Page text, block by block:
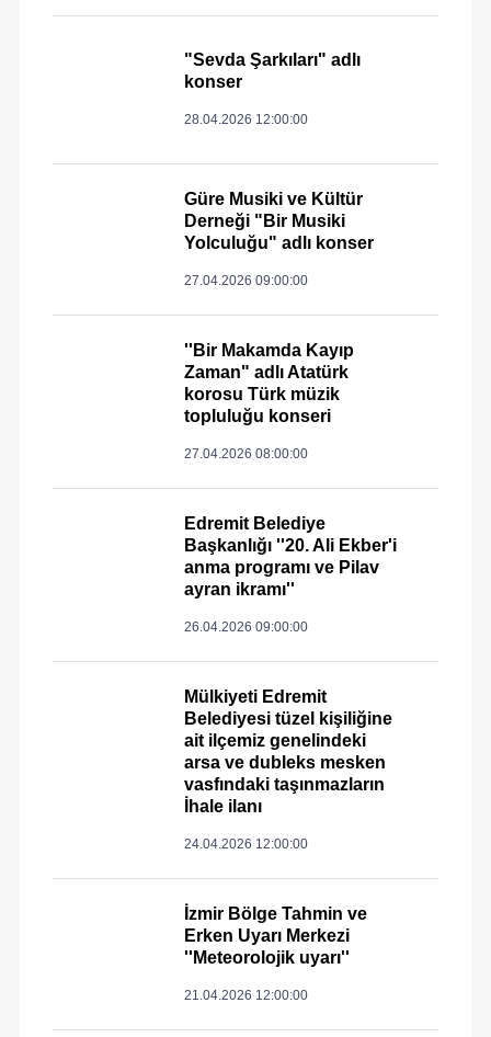
"Sevda Şarkıları" adlı
konser
28.04.2026 12:00:00
Güre Musiki ve Kültür
Derneği "Bir Musiki
Yolculuğu" adlı konser
27.04.2026 09:00:00
''Bir Makamda Kayıp
Zaman" adlı Atatürk
korosu Türk müzik
topluluğu konseri
27.04.2026 08:00:00
Edremit Belediye
Başkanlığı ''20. Ali Ekber'i
anma programı ve Pilav
ayran ikramı''
26.04.2026 09:00:00
Mülkiyeti Edremit
Belediyesi tüzel kişiliğine
ait ilçemiz genelindeki
arsa ve dubleks mesken
vasfındaki taşınmazların
İhale ilanı
24.04.2026 12:00:00
İzmir Bölge Tahmin ve
Erken Uyarı Merkezi
''Meteorolojik uyarı''
21.04.2026 12:00:00